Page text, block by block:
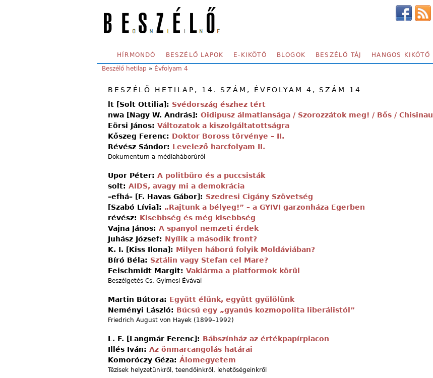
SECONDARY MENU
HÍRMONDÓ BESZÉLŐ LAPOK E-KIKÖTŐ BLOGOK BESZÉLŐ TÁJ HANGOS KIKÖTŐ
YOU ARE HERE:
Beszélő hetilap » Évfolyam 4
BESZÉLŐ HETILAP, 14. SZÁM, ÉVFOLYAM 4, SZÁM 14
lt [Solt Ottilia]: Svédország észhez tért
nwa [Nagy W. András]: Oidipusz álmatlansága / Szorozzátok meg! / Bős / Chisinau
Eörsi János: Változatok a kiszolgáltatottságra
Kőszeg Ferenc: Doktor Boross törvénye – II.
Révész Sándor: Levelező harcfolyam II.
Dokumentum a médiaháborúról
Upor Péter: A politbüro és a puccsisták
solt: AIDS, avagy mi a demokrácia
–efhá– [F. Havas Gábor]: Szedresi Cigány Szövetség
[Szabó Lívia]: „Rajtunk a bélyeg!” – a GYIVI garzonháza Egerben
révész: Kisebbség és még kisebbség
Vajna János: A spanyol nemzeti érdek
Juhász József: Nyílik a második front?
K. I. [Kiss Ilona]: Milyen háború folyik Moldáviában?
Bíró Béla: Sztálin vagy Stefan cel Mare?
Feischmidt Margit: Vaklárma a platformok körül
Beszélgetés Cs. Gyímesi Évával
Martin Bútora: Együtt élünk, együtt gyűlölünk
Neményi László: Búcsú egy „gyanús kozmopolita liberálistól”
Friedrich August von Hayek (1899–1992)
L. F. [Langmár Ferenc]: Bábszínház az értékpapírpiacon
Illés Iván: Az önmarcangolás határai
Komoróczy Géza: Álomegyetem
Tézisek helyzetünkről, teendőinkről, lehetőségeinkről